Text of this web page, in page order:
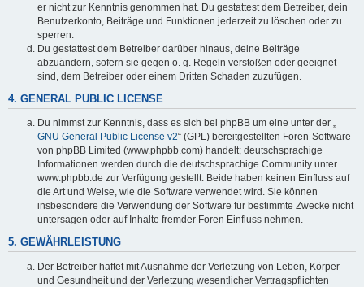
er nicht zur Kenntnis genommen hat. Du gestattest dem Betreiber, dein
Benutzerkonto, Beiträge und Funktionen jederzeit zu löschen oder zu
sperren.
Du gestattest dem Betreiber darüber hinaus, deine Beiträge
abzuändern, sofern sie gegen o. g. Regeln verstoßen oder geeignet
sind, dem Betreiber oder einem Dritten Schaden zuzufügen.
4. GENERAL PUBLIC LICENSE
Du nimmst zur Kenntnis, dass es sich bei phpBB um eine unter der „
GNU General Public License v2“ (GPL) bereitgestellten Foren-Software
von phpBB Limited (www.phpbb.com) handelt; deutschsprachige
Informationen werden durch die deutschsprachige Community unter
www.phpbb.de zur Verfügung gestellt. Beide haben keinen Einfluss auf
die Art und Weise, wie die Software verwendet wird. Sie können
insbesondere die Verwendung der Software für bestimmte Zwecke nicht
untersagen oder auf Inhalte fremder Foren Einfluss nehmen.
5. GEWÄHRLEISTUNG
Der Betreiber haftet mit Ausnahme der Verletzung von Leben, Körper
und Gesundheit und der Verletzung wesentlicher Vertragspflichten